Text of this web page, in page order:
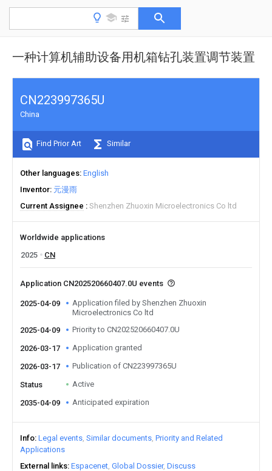
一种计算机辅助设备用机箱钻孔装置调节装置
CN223997365U
China
Find Prior Art Similar
Other languages English
Inventor 元漫雨
Current Assignee
Shenzhen Zhuoxin Microelectronics Co ltd
Worldwide applications
2025
CN
Application CN202520660407.0U events
2025-04-09
Application filed by Shenzhen Zhuoxin
Microelectronics Co ltd
2025-04-09
Priority to CN202520660407.0U
2026-03-17 Application granted
2026-03-17 Publication of CN223997365U
Status Active
2035-04-09 Anticipated expiration
Info Legal events Similar documents Priority and Related
Applications
External links Espacenet Global Dossier Discuss